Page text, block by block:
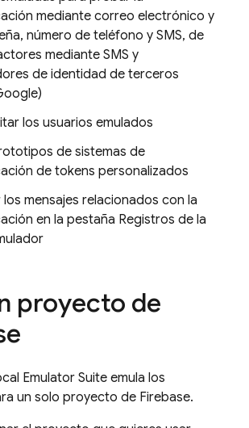
mediante correo electrónico y
número de teléfono y SMS, de
mediante SMS y
de identidad de terceros
los usuarios emulados
de sistemas de
de tokens personalizados
los mensajes relacionados con la
en la pestaña Registros de la
proyecto de
Emulator Suite emula los
un solo proyecto de Firebase.